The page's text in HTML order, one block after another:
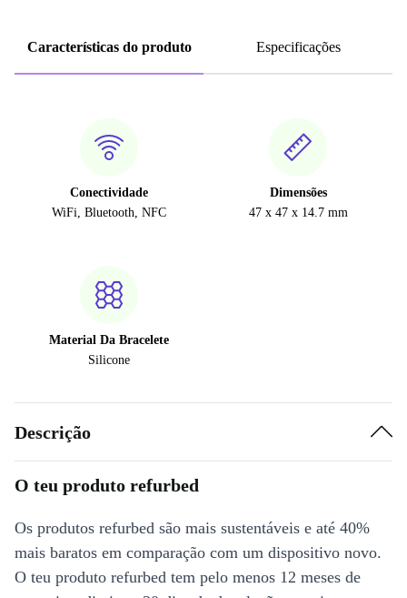
Características do produto Especificações
Conectividade
WiFi, Bluetooth, NFC
Dimensões
47 x 47 x 14.7 mm
Material Da Bracelete
Silicone
Descrição
O teu produto refurbed
Os produtos refurbed são mais sustentáveis e até 40%
mais baratos em comparação com um dispositivo novo.
O teu produto refurbed tem pelo menos 12 meses de